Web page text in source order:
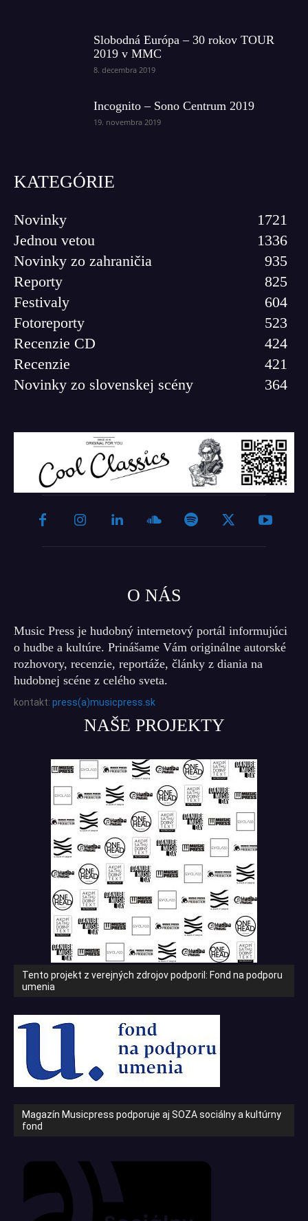
Slobodná Európa – 30 rokov TOUR
2019 v MMC
8. decembra 2019
Incognito – Sono Centrum 2019
19. novembra 2019
KATEGÓRIE
Novinky
1721
Jednou vetou
1336
Novinky zo zahraničia
935
Reporty
825
Festivaly
604
Fotoreporty
523
Recenzie CD
424
Recenzie
421
Novinky zo slovenskej scény
364
O NÁS
Music Press je hudobný internetový portál informujúci
o hudbe a kultúre. Prinášame Vám originálne autorské
rozhovory, recenzie, reportáže, články z diania na
hudobnej scéne z celého sveta.
kontakt: press(a)musicpress.sk
NAŠE PROJEKTY
Tento projekt z verejných zdrojov podporil: Fond na podporu
umenia
Magazín Musicpress podporuje aj SOZA sociálny a kultúrny
fond